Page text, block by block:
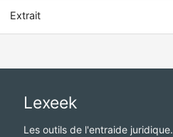
Extrait
Lexeek
Les outils de l'entraide juridique.